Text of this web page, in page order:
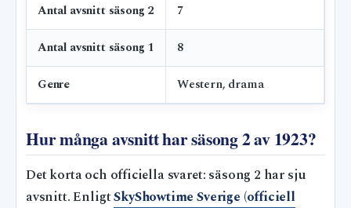
Antal avsnitt säsong 2 7
Antal avsnitt säsong 1 8
Genre Western, drama
Hur många avsnitt har säsong 2 av 1923?
Det korta och officiella svaret: säsong 2 har sju
avsnitt. EnligtSkyShowtime Sverige (officiell